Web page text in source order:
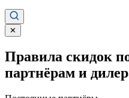
✕
Правила скидок
партнёрам и